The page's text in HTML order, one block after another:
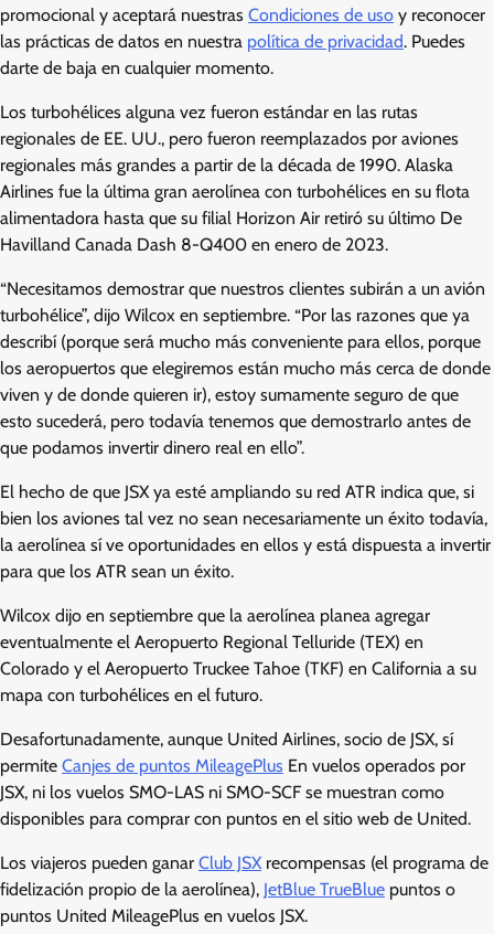
promocional y aceptará nuestras Condiciones de uso y reconocer
las prácticas de datos en nuestra política de privacidad. Puedes
darte de baja en cualquier momento.
Los turbohélices alguna vez fueron estándar en las rutas
regionales de EE. UU., pero fueron reemplazados por aviones
regionales más grandes a partir de la década de 1990. Alaska
Airlines fue la última gran aerolínea con turbohélices en su flota
alimentadora hasta que su filial Horizon Air retiró su último De
Havilland Canada Dash 8-Q400 en enero de 2023.
“Necesitamos demostrar que nuestros clientes subirán a un avión
turbohélice”, dijo Wilcox en septiembre. “Por las razones que ya
describí (porque será mucho más conveniente para ellos, porque
los aeropuertos que elegiremos están mucho más cerca de donde
viven y de donde quieren ir), estoy sumamente seguro de que
esto sucederá, pero todavía tenemos que demostrarlo antes de
que podamos invertir dinero real en ello”.
El hecho de que JSX ya esté ampliando su red ATR indica que, si
bien los aviones tal vez no sean necesariamente un éxito todavía,
la aerolínea sí ve oportunidades en ellos y está dispuesta a invertir
para que los ATR sean un éxito.
Wilcox dijo en septiembre que la aerolínea planea agregar
eventualmente el Aeropuerto Regional Telluride (TEX) en
Colorado y el Aeropuerto Truckee Tahoe (TKF) en California a su
mapa con turbohélices en el futuro.
Desafortunadamente, aunque United Airlines, socio de JSX, sí
permite Canjes de puntos MileagePlus En vuelos operados por
JSX, ni los vuelos SMO-LAS ni SMO-SCF se muestran como
disponibles para comprar con puntos en el sitio web de United.
Los viajeros pueden ganar Club JSXrecompensas (el programa de
fidelización propio de la aerolínea), JetBlue TrueBlue puntos o
puntos United MileagePlus en vuelos JSX.